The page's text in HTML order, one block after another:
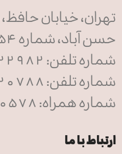
تهران، خیابان
حسن آباد، شماره 54
شماره تلفن: 02166722982
شماره تلفن: 02166720788
شماره همراه: 09391360578
ارتباط با ما